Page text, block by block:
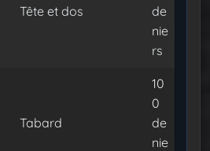
Tête et dos
de
nie
rs
Tabard
10
0
de
nie